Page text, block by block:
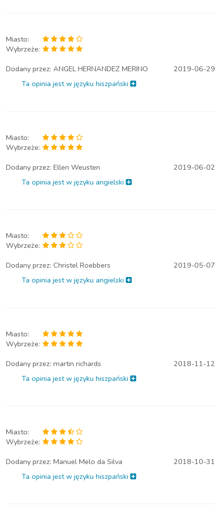
Miasto:
Wybrzeże:
Dodany przez: ANGEL HERNANDEZ MERINO
2019-06-29
Ta opinia jest w języku hiszpański
Miasto:
Wybrzeże:
Dodany przez: Ellen Weusten
2019-06-02
Ta opinia jest w języku angielski
Miasto:
Wybrzeże:
Dodany przez: Christel Roebbers
2019-05-07
Ta opinia jest w języku angielski
Miasto:
Wybrzeże:
Dodany przez: martin richards
2018-11-12
Ta opinia jest w języku hiszpański
Miasto:
Wybrzeże:
Dodany przez: Manuel Melo da Silva
2018-10-31
Ta opinia jest w języku hiszpański